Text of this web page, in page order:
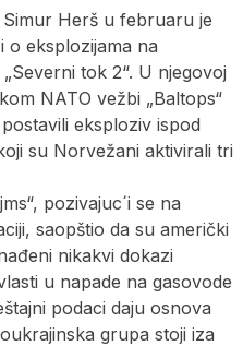
Herš u februaru je
o eksplozijama na
tok 2“. U njegovoj
NATO vežbi „Baltops“
eksploziv ispod
su Norvežani aktivirali tri
pozivajuc´i se na
saopštio da su američki
nikakvi dokazi
u napade na gasovode
podaci daju osnova
grupa stoji iza